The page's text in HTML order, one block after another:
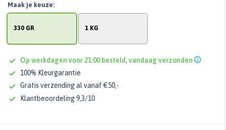
330 GR 1 KG
Maak je keuze:
Op werkdagen voor 21:00 besteld, vandaag verzonden
100% Kleurgarantie
Gratis verzending al vanaf €50,-
Klantbeoordeling 9,3/10